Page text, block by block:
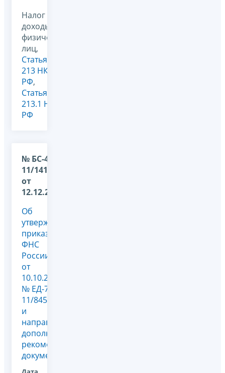
Налог на
доходы
физических
лиц,
Статья
213 НК
РФ,
Статья
213.1 НК
РФ
№ БС-4-
11/14101@
от
12.12.2024
Об
утверждении
приказа
ФНС
России
от
10.10.2024
№ ЕД-7-
11/845@
и
направлении
дополнительных
рекомендуемых
документов